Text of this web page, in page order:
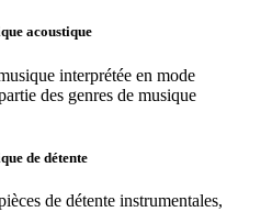
acoustique
interprétée en mode
des genres de musique
de détente
de détente instrumentales,